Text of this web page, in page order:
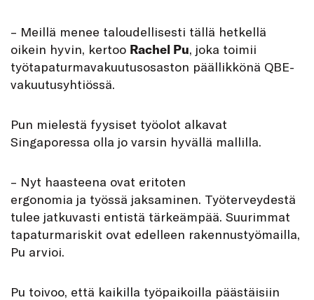
– Meillä menee taloudellisesti tällä hetkellä
oikein hyvin, kertoo Rachel Pu, joka toimii
työtapaturmavakuutusosaston päällikkönä QBE-
vakuutusyhtiössä.
Pun mielestä fyysiset työolot alkavat
Singaporessa olla jo varsin hyvällä mallilla.
– Nyt haasteena ovat eritoten
ergonomia ja työssä jaksaminen. Työterveydestä
tulee jatkuvasti entistä tärkeämpää. Suurimmat
tapaturmariskit ovat edelleen rakennustyömailla,
Pu arvioi.
Pu toivoo, että kaikilla työpaikoilla päästäisiin